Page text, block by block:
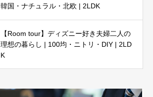
韓国・ナチュラル・北欧 | 2LDK
【Room tour】ディズニー好き夫婦二人の
理想の暮らし | 100均・ニトリ・DIY | 2LD
K